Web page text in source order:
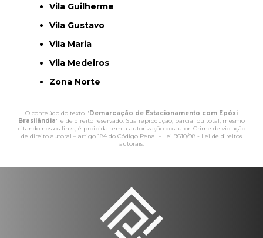
Vila Guilherme
Vila Gustavo
Vila Maria
Vila Medeiros
Zona Norte
O conteúdo do texto "Demarcação de Estacionamento com Epóxi
Brasilândia" é de direito reservado. Sua reprodução, parcial ou total, mesmo
citando nossos links, é proibida sem a autorização do autor. Crime de violação
de direito autoral – artigo 184 do Código Penal – Lei 9610/98 - Lei de direitos
autorais